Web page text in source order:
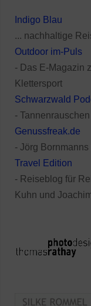
Indigo Blau
... nachhaltige
Outdoor im-Puls
- Das E-Magazin
Klettersport
Schwarzwald
-
Genussfreak.de
- Jörg
Travel Edition
- Reiseblog für
Kuhn und